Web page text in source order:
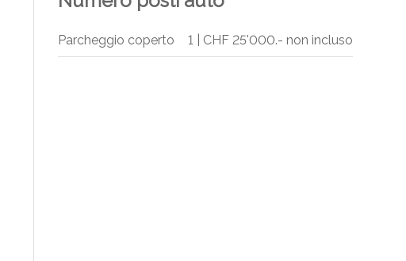
Parcheggio coperto 1 | CHF 25'000.- non incluso